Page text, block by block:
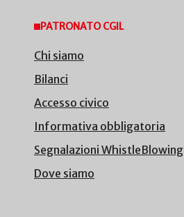
PATRONATO CGIL
Chi siamo
Bilanci
Accesso civico
Informativa obbligatoria
Segnalazioni WhistleBlowing
Dove siamo